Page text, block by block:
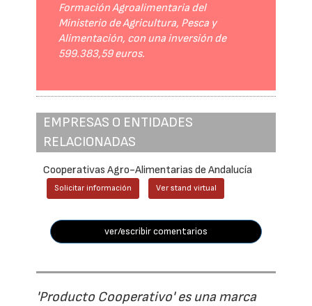
Formación Agroalimentaria del
Ministerio de Agricultura, Pesca y
Alimentación, con una inversión de
599.383,59 euros.
EMPRESAS O ENTIDADES
RELACIONADAS
Cooperativas Agro-Alimentarias de Andalucía
Solicitar información Ver stand virtual
ver/escribir comentarios
'Producto Cooperativo' es una marca